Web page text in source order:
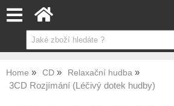
Home CD Relaxační hudba
3CD Rozjímání (Léčivý dotek hudby)